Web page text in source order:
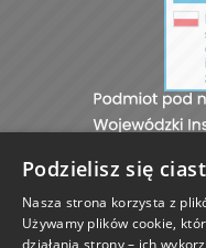
Podzielisz się
Nasza strona korzysta z
Używamy plików cookie,
działania strony – ich